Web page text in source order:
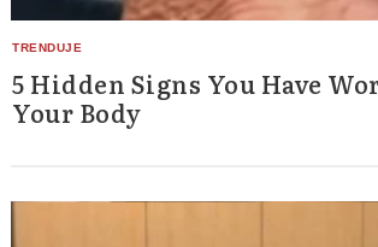
5 Hidden Signs You Have
Your Body